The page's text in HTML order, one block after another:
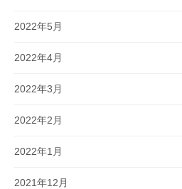
2022年5月
2022年4月
2022年3月
2022年2月
2022年1月
2021年12月